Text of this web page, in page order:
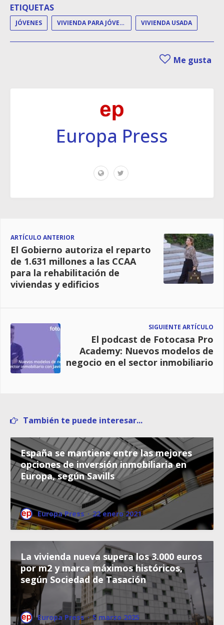
ETIQUETAS
JÓVENES VIVIENDA PARA JÓVENES VIVIENDA USADA
Me gusta
Europa Press
ARTÍCULO ANTERIOR
El Gobierno autoriza el reparto
de 1.631 millones a las CCAA
para la rehabilitación de
viviendas y edificios
SIGUIENTE ARTÍCULO
El podcast de Fotocasa Pro
Academy: Nuevos modelos de
negocio en el sector inmobiliario
También te puede interesar...
España se mantiene entre las mejores
opciones de inversión inmobiliaria en
Europa, según Savills
Europa Press · 22 enero 2021
La vivienda nueva supera los 3.000 euros
por m2 y marca máximos históricos,
según Sociedad de Tasación
Europa Press · 5 marzo 2025